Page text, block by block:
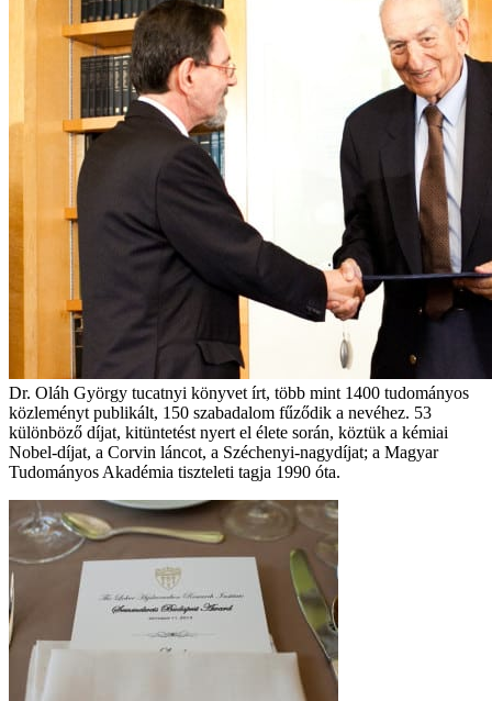
Dr. Oláh György tucatnyi könyvet írt, több mint 1400 tudományos
közleményt publikált, 150 szabadalom fűződik a nevéhez. 53
különböző díjat, kitüntetést nyert el élete során, köztük a kémiai
Nobel-díjat, a Corvin láncot, a Széchenyi-nagydíjat; a Magyar
Tudományos Akadémia tiszteleti tagja 1990 óta.